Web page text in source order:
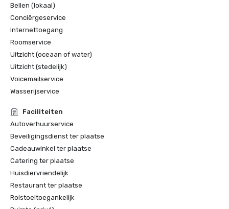
Bellen (lokaal)
Conciërgeservice
Internettoegang
Roomservice
Uitzicht (oceaan of water)
Uitzicht (stedelijk)
Voicemailservice
Wasserijservice
Faciliteiten
Autoverhuurservice
Beveiligingsdienst ter plaatse
Cadeauwinkel ter plaatse
Catering ter plaatse
Huisdiervriendelijk
Restaurant ter plaatse
Rolstoeltoegankelijk